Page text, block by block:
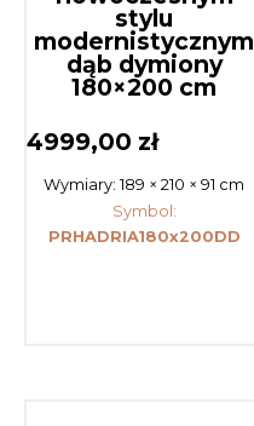
stylu
modernistycznym
dąb dymiony
180×200 cm
4999,00 zł
Wymiary:189 × 210 × 91 cm
Symbol:
PRHADRIA180x200DD